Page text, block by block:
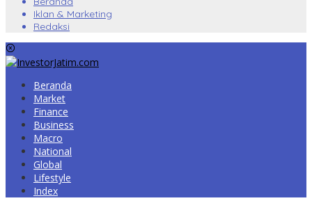
Iklan & Marketing
Redaksi
Beranda
Market
Finance
Business
Macro
National
Global
Lifestyle
Index